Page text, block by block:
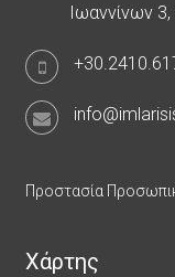
Ιωαννίνων
Προστασία
Χάρτης